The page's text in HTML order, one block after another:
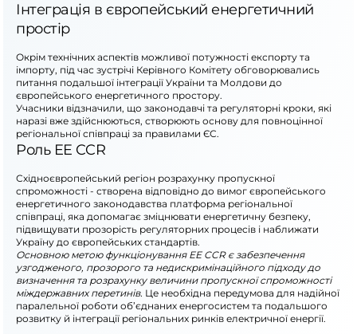
Інтеграція в європейський енергетичний
простір
Окрім технічних аспектів можливої потужності експорту та
імпорту, під час зустрічі Керівного Комітету обговорювались
питання подальшої інтеграції України та Молдови до
європейського енергетичного простору.
Учасники відзначили, що законодавчі та регуляторні кроки, які
наразі вже здійснюються, створюють основу для повноцінної
регіональної співпраці за правилами ЄС.
Роль EE CCR
Східноєвропейський регіон розрахунку пропускної
спроможності - створена відповідно до вимог європейського
енергетичного законодавства платформа регіональної
співпраці, яка допомагає зміцнювати енергетичну безпеку,
підвищувати прозорість регуляторних процесів і наближати
Україну до європейських стандартів.
Основною метою функціонування EE CCR є забезпечення
узгодженого, прозорого та недискримінаційного підходу до
визначення та розрахунку величини пропускної спроможності
міждержавних перетинів. Це необхідна передумова для надійної
паралельної роботи об’єднаних енергосистем та подальшого
розвитку й інтеграції регіональних ринків електричної енергії.